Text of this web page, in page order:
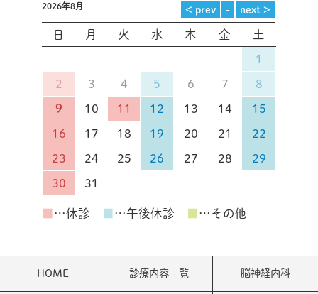
2026年8月
日 月 火 水 木 金 土
1
2 3 4 5 6 7 8
9 10 11 12 13 14 15
16 17 18 19 20 21 22
23 24 25 26 27 28 29
30 31
…休診 …午後休診 …その他
HOME 診療内容一覧 脳神経内科